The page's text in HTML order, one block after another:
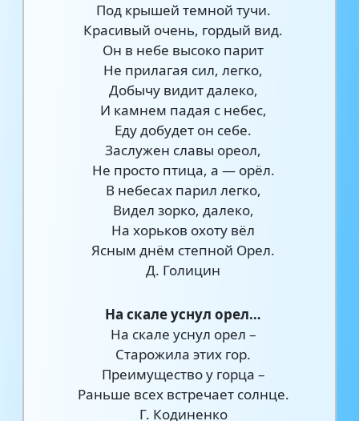
Под крышей темной тучи.
Красивый очень, гордый вид.
Он в небе высоко парит
Не прилагая сил, легко,
Добычу видит далеко,
И камнем падая с небес,
Еду добудет он себе.
Заслужен славы ореол,
Не просто птица, а — орёл.
В небесах парил легко,
Видел зорко, далеко,
На хорьков охоту вёл
Ясным днём степной Орел.
Д. Голицин
На скале уснул орел…
На скале уснул орел –
Старожила этих гор.
Преимущество у горца –
Раньше всех встречает солнце.
Г. Кодиненко